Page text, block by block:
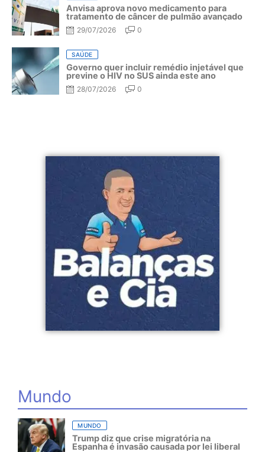
Anvisa aprova novo medicamento para
tratamento de câncer de pulmão avançado
29/07/2026 0
SAÚDE
Governo quer incluir remédio injetável que
previne o HIV no SUS ainda este ano
28/07/2026 0
Mundo
MUNDO
Trump diz que crise migratória na
Espanha é invasão causada por lei liberal